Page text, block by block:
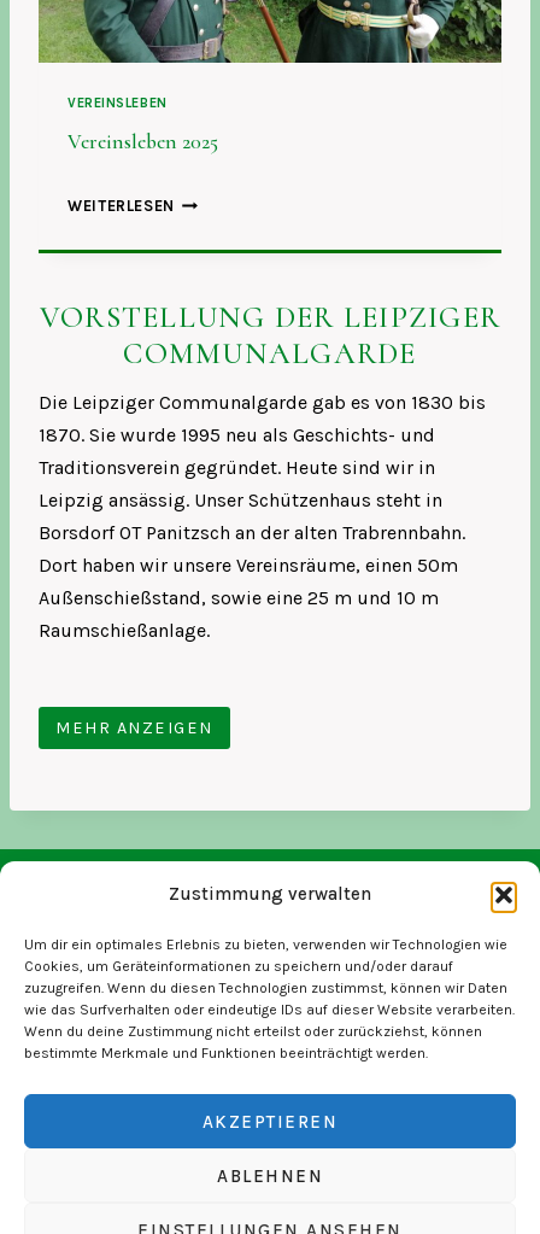
Zustimmung verwalten
Um dir ein optimales Erlebnis zu bieten, verwenden wir Technologien wie
Cookies, um Geräteinformationen zu speichern und/oder darauf
zuzugreifen. Wenn du diesen Technologien zustimmst, können wir Daten
wie das Surfverhalten oder eindeutige IDs auf dieser Website verarbeiten.
Wenn du deine Zustimmung nicht erteilst oder zurückziehst, können
bestimmte Merkmale und Funktionen beeinträchtigt werden.
AKZEPTIEREN
ABLEHNEN
2
VEREINSLEBEN
Vereinsleben 2025
WEITERLESEN V
R
N
S
E
B
N
2
0
VORSTELLUNG DER LEIPZIGER
COMMUNALGARDE
Die Leipziger Communalgarde gab es von 1830 bis
Die Leipziger Communalgarde gab es von 1830 bis
1870. Sie wurde 1995 neu als Geschichts- und
Traditionsverein gegründet. Heute sind wir in
Leipzig ansässig. Unser Schützenhaus steht in
Borsdorf OT Panitzsch an der alten Trabrennbahn.
Dort haben wir unsere Vereinsräume, einen 50m
Außenschießstand, sowie eine 25 m und 10 m
Raumschießanlage.
wir Sportschützen in unserem Verein.
zu Leipzig, im Fußweg eingelassen.
Auf dieser Granittafel erinnern wir an die Gründung
Leipzig hatte 33.000 Einwohner. In der Stadt
herrschte Chaos und Anarchie.
Seine königliche Hoheit Prinz Johann, Herzog zu
Sachsen ernannte den Ober-Post-Amtsrat und
einer gesetzlichen Communalgarde zu Leipzig. Die
Gründungskommission bestand aus
Regierungsräten, Senatoren und Deputierten des
MEHR ANZEIGEN
© 2026 Leipziger _Communalgarde